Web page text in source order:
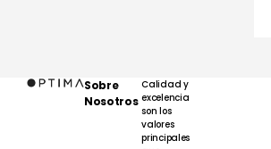
Sobre
Nosotros
Calidad y
excelencia
son los
valores
principales